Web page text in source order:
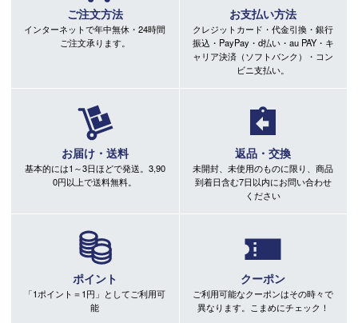
ご注文方法
インターネットで年中無休・24時間
ご注文承ります。
お支払い方法
クレジットカード・代金引換・銀行
振込・PayPay・d払い・au PAY・キ
ャリア決済（ソフトバンク）・コン
ビニ支払い。
お届け・送料
基本的には1～3日ほどで発送。3,90
0円以上で送料無料。
返品・交換
未開封、未使用のものに限り、商品
到着日含む7日以内にお問い合わせ
ください
ポイント
「1ポイント＝1円」としてご利用可
能
クーポン
ご利用可能なクーポンはその時々で
異なります。こまめにチェック！